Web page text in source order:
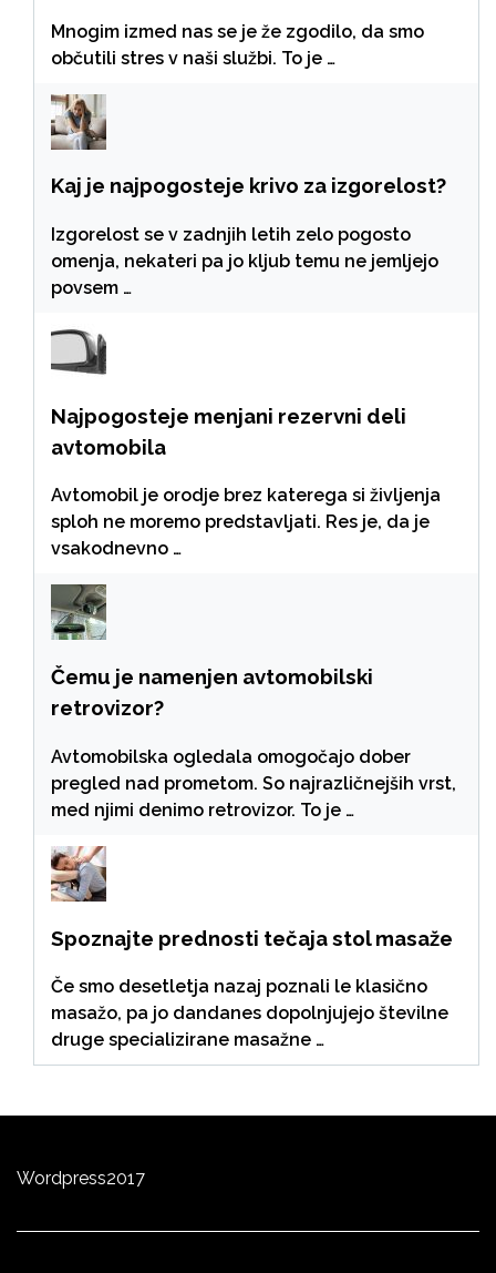
Mnogim izmed nas se je že zgodilo, da smo
občutili stres v naši službi. To je …
Kaj je najpogosteje krivo za izgorelost?
Izgorelost se v zadnjih letih zelo pogosto
omenja, nekateri pa jo kljub temu ne jemljejo
povsem …
Najpogosteje menjani rezervni deli
avtomobila
Avtomobil je orodje brez katerega si življenja
sploh ne moremo predstavljati. Res je, da je
vsakodnevno …
Čemu je namenjen avtomobilski
retrovizor?
Avtomobilska ogledala omogočajo dober
pregled nad prometom. So najrazličnejših vrst,
med njimi denimo retrovizor. To je …
Spoznajte prednosti tečaja stol masaže
Če smo desetletja nazaj poznali le klasično
masažo, pa jo dandanes dopolnjujejo številne
druge specializirane masažne …
Wordpress2017